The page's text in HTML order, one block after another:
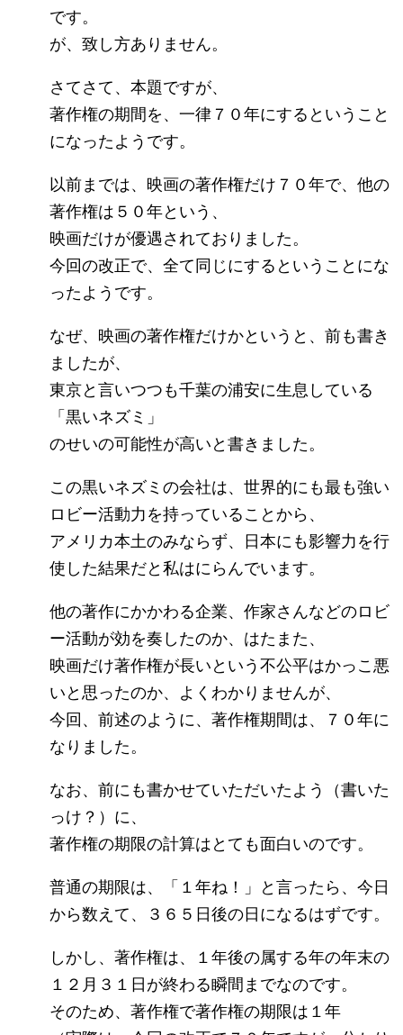
です。
が、致し方ありません。
さてさて、本題ですが、
著作権の期間を、一律７０年にするということ
になったようです。
以前までは、映画の著作権だけ７０年で、他の
著作権は５０年という、
映画だけが優遇されておりました。
今回の改正で、全て同じにするということにな
ったようです。
なぜ、映画の著作権だけかというと、前も書き
ましたが、
東京と言いつつも千葉の浦安に生息している
「黒いネズミ」
のせいの可能性が高いと書きました。
この黒いネズミの会社は、世界的にも最も強い
ロビー活動力を持っていることから、
アメリカ本土のみならず、日本にも影響力を行
使した結果だと私はにらんでいます。
他の著作にかかわる企業、作家さんなどのロビ
ー活動が効を奏したのか、はたまた、
映画だけ著作権が長いという不公平はかっこ悪
いと思ったのか、よくわかりませんが、
今回、前述のように、著作権期間は、７０年に
なりました。
なお、前にも書かせていただいたよう（書いた
っけ？）に、
著作権の期限の計算はとても面白いのです。
普通の期限は、「１年ね！」と言ったら、今日
から数えて、３６５日後の日になるはずです。
しかし、著作権は、１年後の属する年の年末の
１２月３１日が終わる瞬間までなのです。
そのため、著作権で著作権の期限は１年